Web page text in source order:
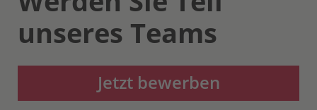
unseres Teams
Jetzt bewerben